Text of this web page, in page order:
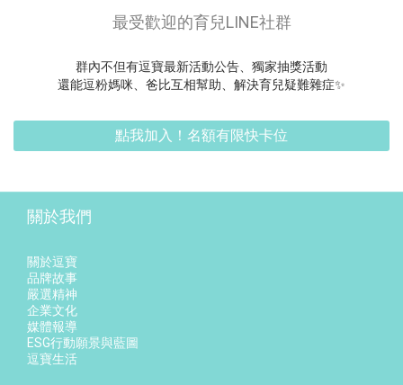
最受歡迎的育兒LINE社群
群內不但有逗寶最新活動公告、獨家抽獎活動
還能逗粉媽咪、爸比互相幫助、解決育兒疑難雜症✨
點我加入！名額有限快卡位
關於我們
關於逗寶
品牌故事
嚴選精神
企業文化
媒體報導
ESG行動願景與藍圖
逗寶生活